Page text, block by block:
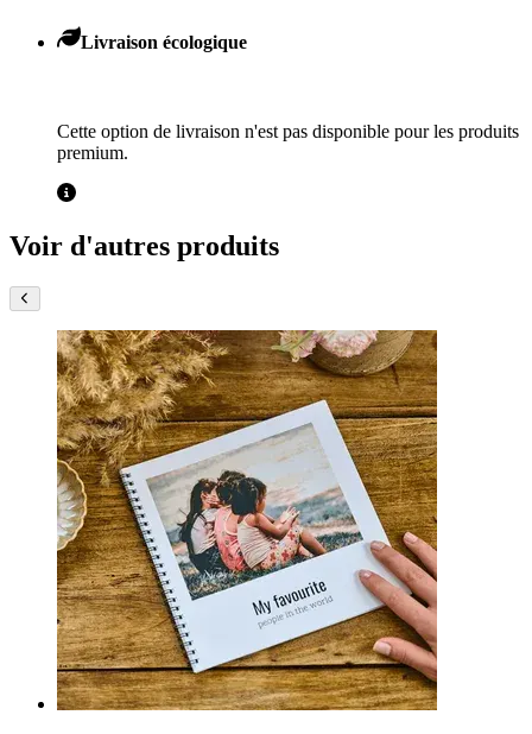
Livraison écologique
Cette option de livraison n'est pas disponible pour les produits
premium.
Voir d'autres produits